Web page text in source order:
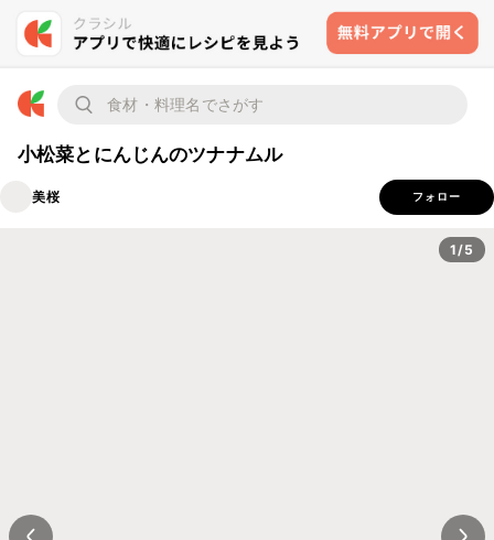
小松菜とにんじんのツナナムル
美桜 フォロー
1/5